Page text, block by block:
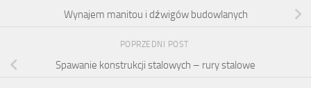
Wynajem manitou i dźwigów budowlanych
POPRZEDNI POST
Spawanie konstrukcji stalowych – rury stalowe